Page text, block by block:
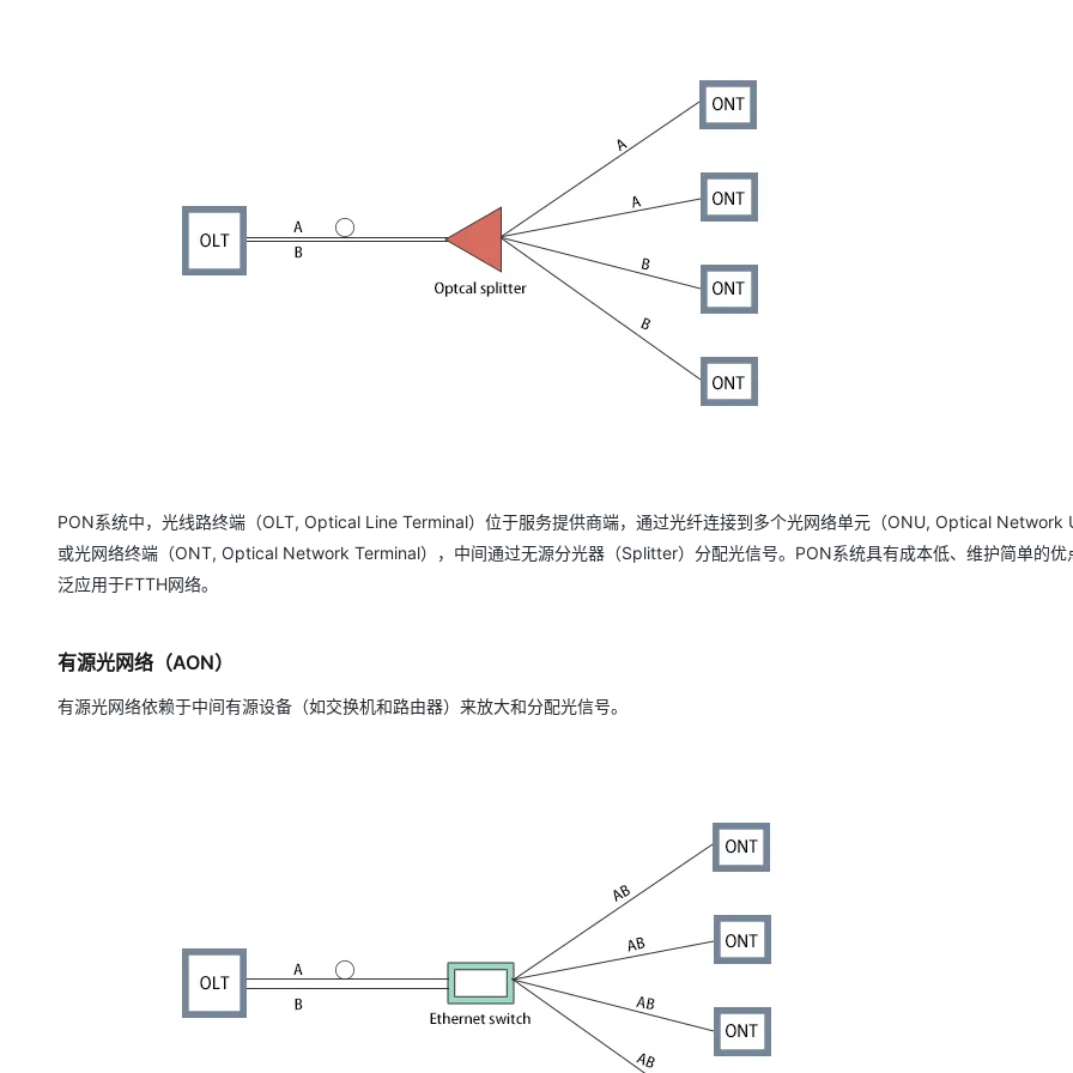
PON系统中，光线路终端（OLT, Optical Line Terminal）位于服务提供商端，通过光纤连接到多个光网络单元（ONU, Optical Network
或光网络终端（ONT, Optical Network Terminal），中间通过无源分光器（Splitter）分配光信号。PON系统具有成本低、维护简单的优
泛应用于FTTH网络。
有源光网络（AON）
有源光网络依赖于中间有源设备（如交换机和路由器）来放大和分配光信号。